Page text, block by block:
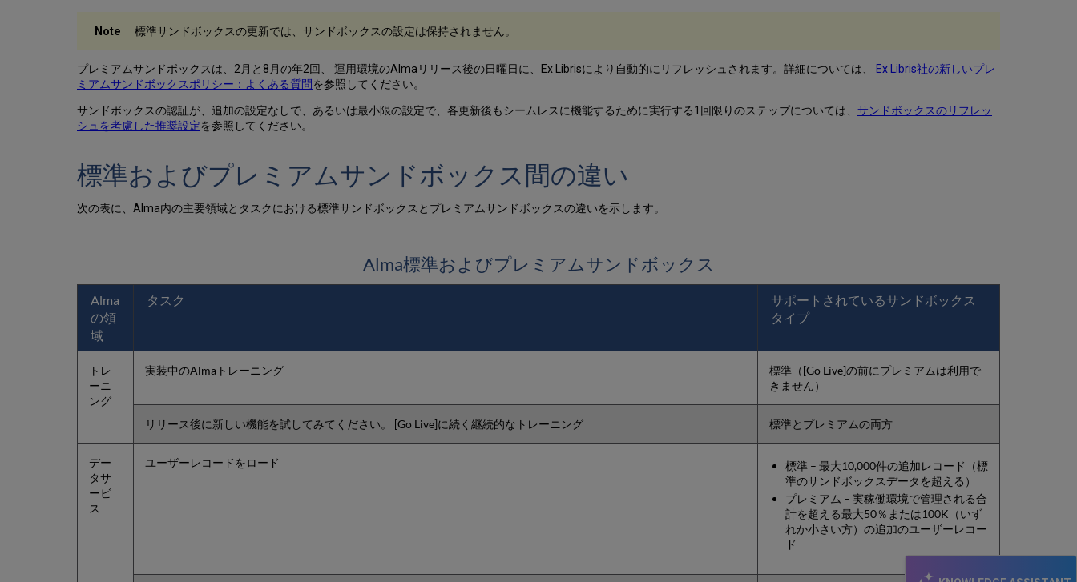
ス
違
同
ネ
ワ
ー
数
の
サ
ン
ド
ボ
ッ
標準サンドボックスの更新では、サンドボックスの設定は保持されません。
プレミアムサンドボックスは、2月と8月の年2回、 運用環境のAlmaリリース後の日曜日に、Ex Librisにより自動的にリフレッシュされます。詳細については、
Ex Libris社の新しいプレ
ミアムサンドボックスポリシー：よくある質問 を参照してください。
サンドボックスの認証が、追加の設定なしで、あるいは最小限の設定で、各更新後もシームレスに機能するために実行する1回限りのステップについては、 サンドボックスのリフレッ
シュを考慮した推奨設定を参照してください。
標準およびプレミアムサンドボックス間の違い
次の表に、Alma内の主要領域とタスクにおける標準サンドボックスとプレミアムサンドボックスの違いを示します。
Alma標準およびプレミアムサンドボックス
Alma
の領
域
タスク
サポートされているサンドボックス
タイプ
トレ
ーニ
ング
実装中のAlmaトレーニング
標準（[Go Live]の前にプレミアムは利用で
きません）
リリース後に新しい機能を試してみてください。 [Go Live]に続く継続的なトレーニング 標準とプレミアムの両方
デー
タサ
ービ
ス
ユーザーレコードをロード
標準 – 最大10,000件の追加レコード（標
準のサンドボックスデータを超える）
プレミアム – 実稼働環境で管理される合
計を超える最大50％または100K（いず
れか小さい方）の追加のユーザーレコー
ド